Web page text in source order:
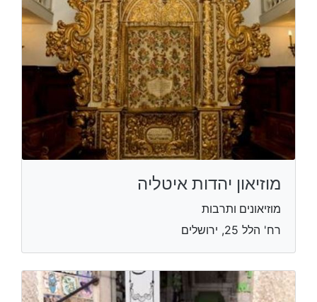
מוזיאון יהדות איטליה
מוזיאונים ותרבות
רח' הלל 25, ירושלים